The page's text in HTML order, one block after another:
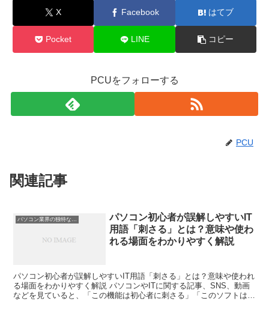
X Facebook はてブ
Pocket LINE コピー
PCUをフォローする
PCU
関連記事
パソコン初心者が誤解しやすいIT
用語「刺さる」とは？意味や使わ
れる場面をわかりやすく解説
パソコン初心者が誤解しやすいIT用語「刺さる」とは？意味や使われ
る場面をわかりやすく解説 パソコンやITに関する記事、SNS、動画
などを見ていると、「この機能は初心者に刺さる」「このソフトはク